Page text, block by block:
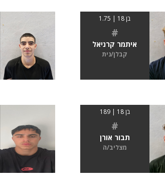
בן 18 | 1.75
#
איתמר קרניאל
קבלן/נית
בן 18 | 189
#
תבור אורן
מצליב/ה